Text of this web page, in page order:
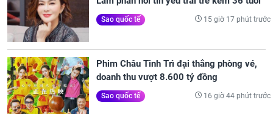
Sao quốc tế 15 giờ 17 phút trước
Phim Châu Tinh Trì đại thắng phòng vé,
doanh thu vượt 8.600 tỷ đồng
Sao quốc tế 16 giờ 44 phút trước